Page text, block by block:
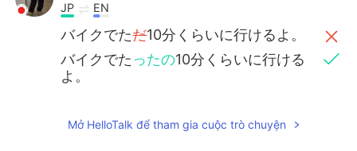
JP EN
バイクでただ10分くらいに行けるよ。
バイクでたったの10分くらいに行ける
よ。
た 笑
Mở HelloTalk để tham gia cuộc trò chuyện